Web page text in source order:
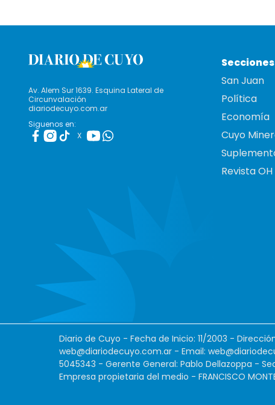
Av. Alem Sur 1639. Esquina Lateral de
Circunvalación
diariodecuyo.com.ar
Siguenos en:
X
Secciones
San Juan
Política
Economía
Cuyo
Revista OH
Diario de Cuyo - Fecha de Inicio: 11/2003 -
web@diariodecuyo.com.ar - Email:
5045343 - Gerente General: Pablo Dellazoppa -
Empresa propietaria del medio - FRANCISCO